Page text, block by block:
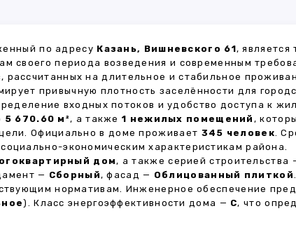
по адресу Казань, Вишневского 61, является
своего периода возведения и современным
рассчитанных на длительное и стабильное
привычную плотность заселённости для
входных потоков и удобство доступа к
5 670.60 м², а также1 нежилых помещений ,
Официально в доме проживает 345 человек.
экономическим характеристикам района.
дом, а также серией строительства
— Сборный, фасад — Облицованный плиткой
нормативам. Инженерное обеспечение
). Класс энергоэффективности дома — C, что